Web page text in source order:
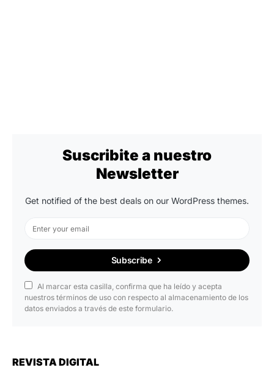
Suscribite a nuestro
Newsletter
Get notified of the best deals on our WordPress themes.
Subscribe
Al marcar esta casilla, confirma que ha leído y acepta
nuestros términos de uso con respecto al almacenamiento de los
datos enviados a través de este formulario.
REVISTA DIGITAL